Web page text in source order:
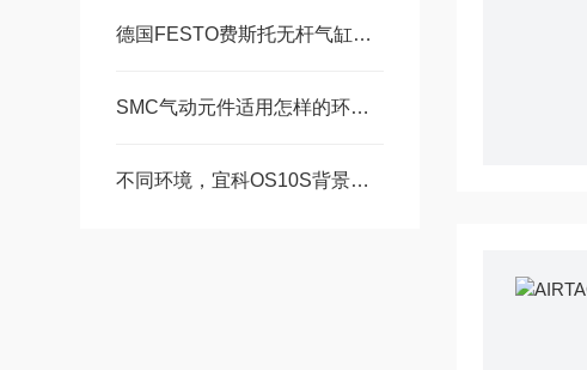
德国FESTO费斯托无杆气缸自身特点
SMC气动元件适用怎样的环境使用？
不同环境，宜科OS10S背景抑制光电传感器该如何选择？